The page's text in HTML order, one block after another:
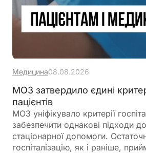
Медицина08.08.2026
МОЗ затвердило єдині
пацієнтів
МОЗ уніфікувало критерії
забезпечити однакові підходи
стаціонарної допомоги.
госпіталізацію, як і раніше,